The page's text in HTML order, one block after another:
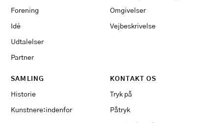
Forening
Idé
Udtalelser
Partner
Omgivelser
Vejbeskrivelse
SAMLING
Historie
Kunstnere:indenfor
KONTAKT OS
Tryk på
Påtryk